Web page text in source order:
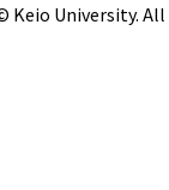
Keio University.